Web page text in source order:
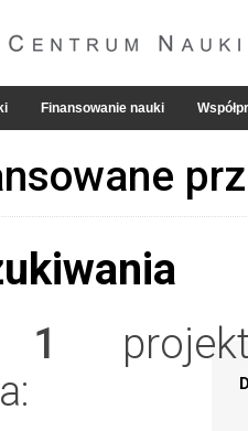
Finansowanie nauki
1